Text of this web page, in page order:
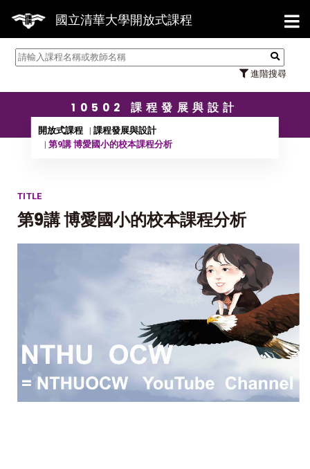
國立清華大學開放式課程
進階搜尋
【
10502 課程發展與設計
開放式課程
課程發展與設計
第9講 博愛國小的校本課程分析
TITLE
第9講 博愛國小的校本課程分析